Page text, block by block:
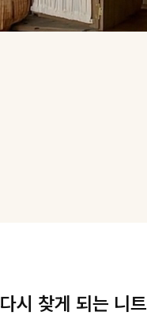
다시 찾게 되는 니트